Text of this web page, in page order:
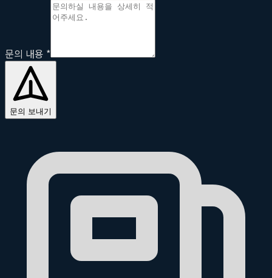
문의 내용 *
문의 보내기